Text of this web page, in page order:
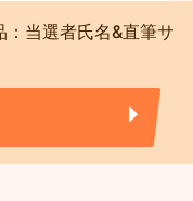
：当選者氏名&直筆サ